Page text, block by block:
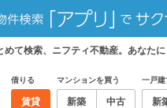
て検索、ニフティ不動産。あなた
借りる
賃貸
マンションを買う
新築 中古
一戸建
新